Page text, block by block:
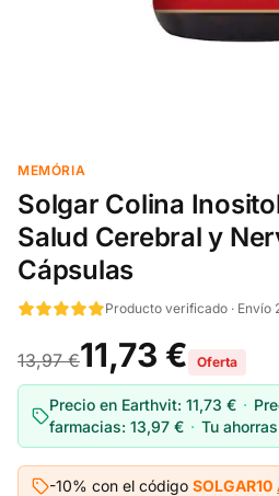
MEMÓRIA
Solgar Colina
Salud Cerebral y
Cápsulas
Producto verificado · Envío
13,97 €11,73 € Oferta
Precio en Earthvit: 11,73 € ·
farmacias: 13,97 € · Tu ahorras
-10% con el código SOLGAR10